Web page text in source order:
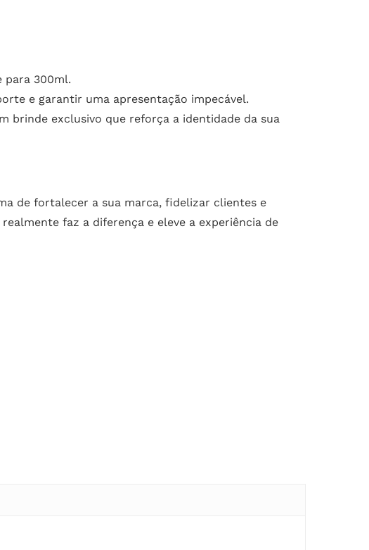
para 300ml.
e garantir uma apresentação impecável.
brinde exclusivo que reforça a identidade da sua
de fortalecer a sua marca, fidelizar clientes e
faz a diferença e eleve a experiência de